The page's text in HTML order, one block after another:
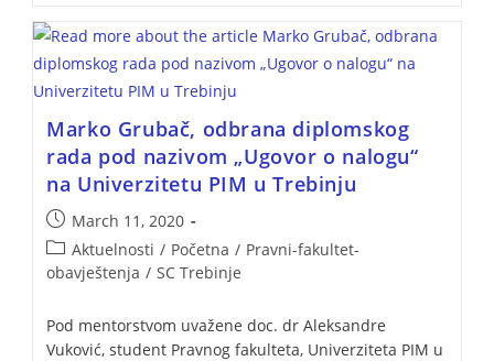
Marko Grubač, odbrana diplomskog
rada pod nazivom „Ugovor o nalogu“
na Univerzitetu PIM u Trebinju
March 11, 2020
Aktuelnosti / Početna / Pravni-fakultet-
obavještenja / SC Trebinje
Pod mentorstvom uvažene doc. dr Aleksandre
Vuković, student Pravnog fakulteta, Univerziteta PIM u